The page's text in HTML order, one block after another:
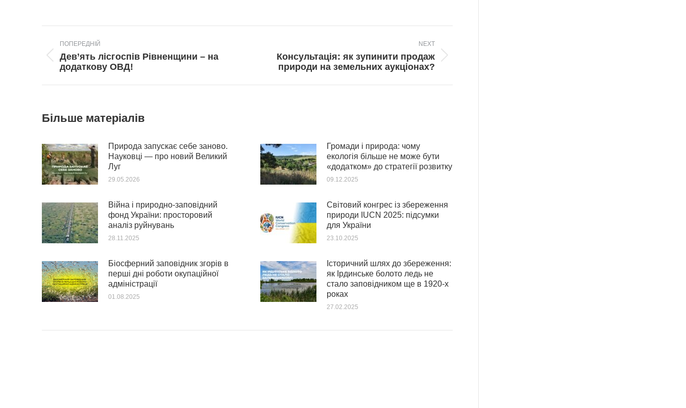
navigation
ПОПЕРЕДНІЙ
Попередній
пост:
Дев’ять лісгоспів Рівненщини – на
додаткову ОВД!
NEXT
Next
post:
Консультація: як зупинити продаж
природи на земельних аукціонах?
Більше матеріалів
Природа запускає себе заново.
Науковці — про новий Великий
Луг
29.05.2026
Громади і природа: чому
екологія більше не може бути
«додатком» до стратегії розвитку
09.12.2025
Війна і природно-заповідний
фонд України: просторовий
аналіз руйнувань
28.11.2025
Світовий конгрес із збереження
природи IUCN 2025: підсумки
для України
23.10.2025
Біосферний заповідник згорів в
перші дні роботи окупаційної
адміністрації
01.08.2025
Історичний шлях до збереження:
як Ірдинське болото ледь не
стало заповідником ще в 1920-х
роках
27.02.2025